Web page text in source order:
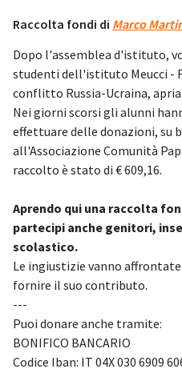
Raccolta fondi di Marco
Dopo l'assemblea d'istituto,
studenti dell'istituto Meucci -
conflitto Russia-Ucraina,
Nei giorni scorsi gli alunni
effettuare delle donazioni, su
all'Associazione Comunità
raccolto è stato di € 609,16.
Aprendo qui una raccolta
partecipi anche genitori,
scolastico.
Le ingiustizie vanno
fornire il suo contributo.
---
Puoi donare anche tramite:
BONIFICO BANCARIO
Codice Iban: IT 04X 030 6909